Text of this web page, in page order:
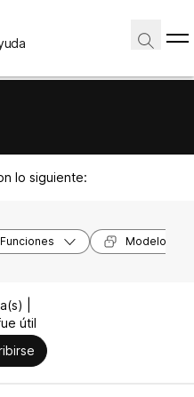
lo siguiente:
Funciones Modelos de
|
útil